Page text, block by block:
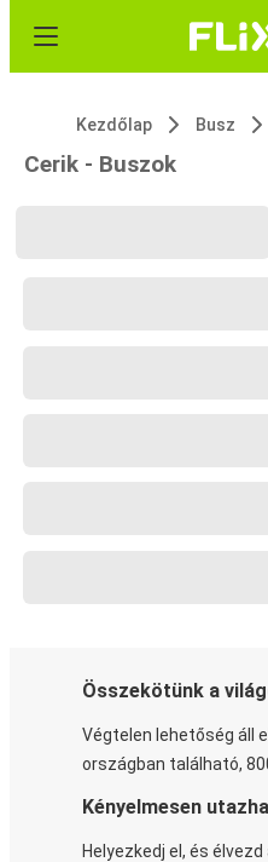
Kezdőlap Busz
Cerik - Buszok
Összekötünk a
Végtelen lehetőség áll
országban található,
Kényelmesen
Helyezkedj el, és